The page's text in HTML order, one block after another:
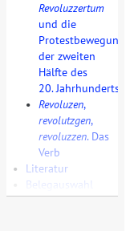
Revoluzzertum
und die
Protestbewegungen
der zweiten
Hälfte des
20. Jahrhunderts
• Revoluzen,
revolutzgen,
revoluzzen. Das
Verb
•
Literatur
Belegauswahl